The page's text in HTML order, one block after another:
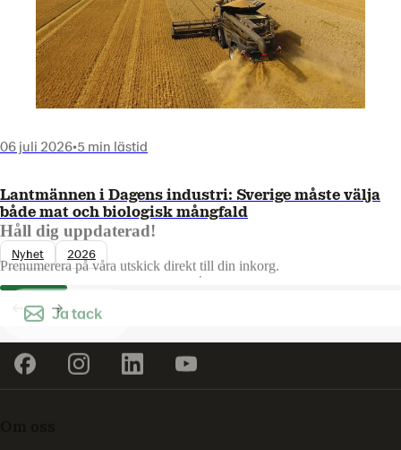
06 juli 2026•5 min lästid
Lantmännen i Dagens industri: Sverige måste välja
både mat och biologisk mångfald
Nyhet 2026
Håll dig uppdaterad!
Prenumerera på våra utskick direkt till din inkorg.
Ja tack